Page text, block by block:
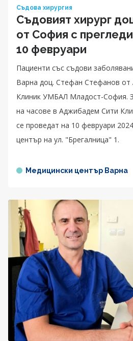
Съдова хирургия
Съдовият хирург
от София с
10 февруари
Пациенти със съдови
Варна доц. Стефан Стефанов
Клиник УМБАЛ Младост-София.
на часове в Аджибадем Сити
се проведат на 10 февруари
център на ул. "Брегалница" 1.
Медицински център Варна